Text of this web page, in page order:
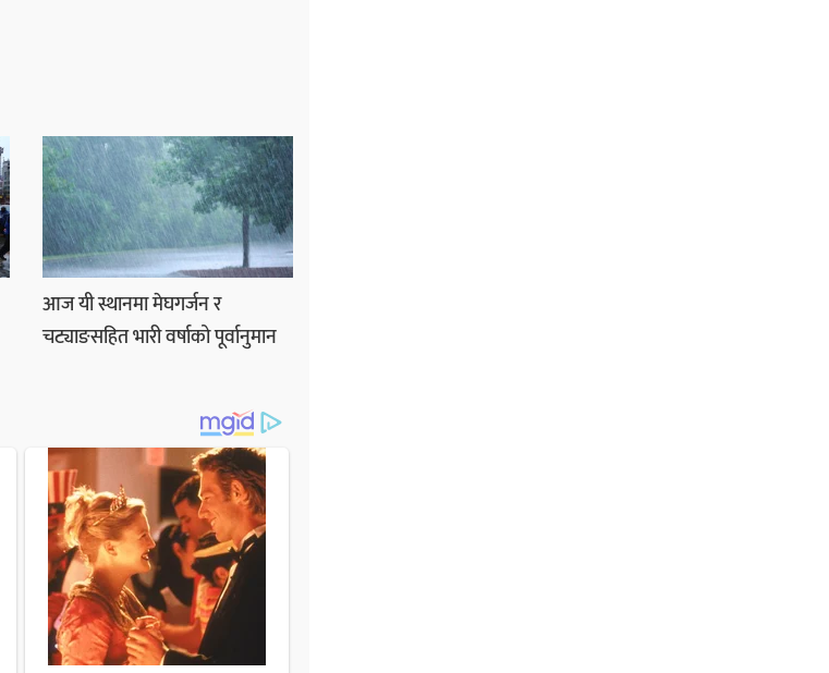
आज यी स्थानमा मेघगर्जन र
चट्याङसहित भारी वर्षाको पूर्वानुमान